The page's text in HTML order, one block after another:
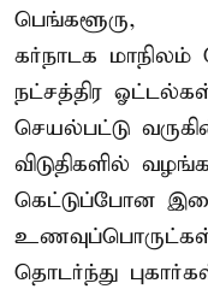
பெங்களூரு,
கர்நாடக மாநிலம்
நட்சத்திர
செயல்பட்டு
விடுதிகளில்
கெட்டுப்போன
உணவுப்பொருட்கள்
தொடர்ந்து